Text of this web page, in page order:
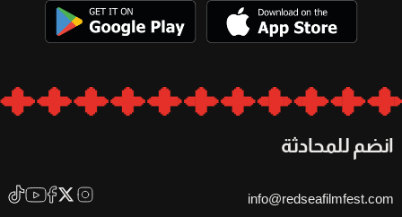
انضم للمحادثة
info@redseafilmfest.com